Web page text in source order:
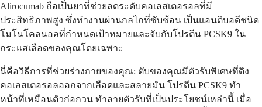
Alirocumab ถือเป็นยาที่ช่วยลดระดับคอเลสเตอรอลที่มี
ประสิทธิภาพสูง ซึ่งทำงานผ่านกลไกที่ซับซ้อน เป็นแอนติบอดีชนิด
โมโนโคลนอลที่กำหนดเป้าหมายและจับกับโปรตีน PCSK9 ใน
กระแสเลือดของคุณโดยเฉพาะ
นี่คือวิธีการที่ช่วยร่างกายของคุณ: ตับของคุณมีตัวรับพิเศษที่ดึง
คอเลสเตอรอลออกจากเลือดและสลายมัน โปรตีน PCSK9 ทำ
หน้าที่เหมือนตัวก่อกวน ทำลายตัวรับที่เป็นประโยชน์เหล่านี้ เมื่อ